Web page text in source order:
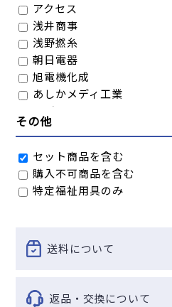
アクセス
浅井商事
浅野撚糸
朝日電器
旭電機化成
あしかメディ工業
アズワン
アビリティーズ・ケアネット
アルケア
アルファックス
アーテック
ImageCraft
インテック
その他
セット商品を含む
購入不可商品を含む
特定福祉用具のみ
送料について
返品・交換について